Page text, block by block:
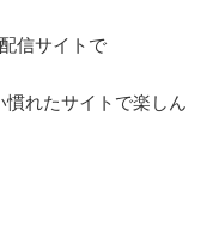
信サイトで
れたサイトで楽しん